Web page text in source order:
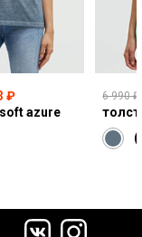
₽
azure
6 990 ₽